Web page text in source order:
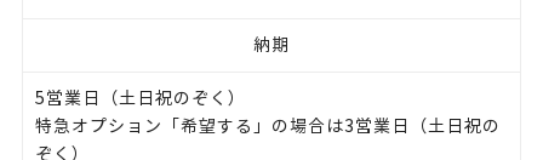
納期
5営業日（土日祝のぞく）
特急オプション「希望する」の場合は3営業日（土日祝の
ぞく）